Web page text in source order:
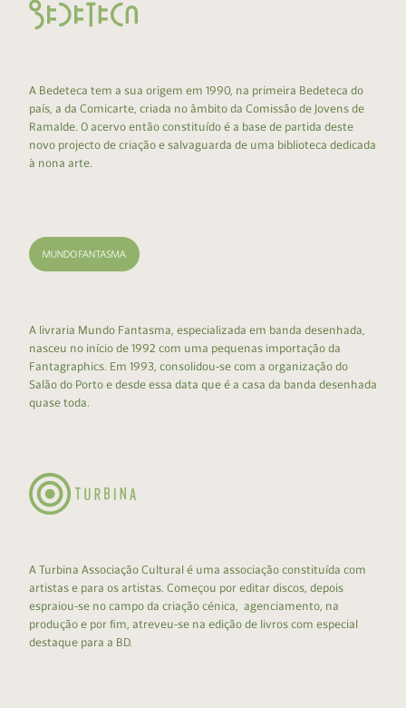
A Bedeteca tem a sua origem em 1990, na primeira Bedeteca do
país, a da Comicarte, criada no âmbito da Comissão de Jovens de
Ramalde. O acervo então constituído é a base de partida deste
novo projecto de criação e salvaguarda de uma biblioteca dedicada
à nona arte.
A livraria Mundo Fantasma, especializada em banda desenhada,
nasceu no início de 1992 com uma pequenas importação da
Fantagraphics. Em 1993, consolidou-se com a organização do
Salão do Porto e desde essa data que é a casa da banda desenhada
quase toda.
A Turbina Associação Cultural é uma associação constituída com
artistas e para os artistas. Começou por editar discos, depois
espraiou-se no campo da criação cénica, agenciamento, na
produção e por fim, atreveu-se na edição de livros com especial
destaque para a BD.